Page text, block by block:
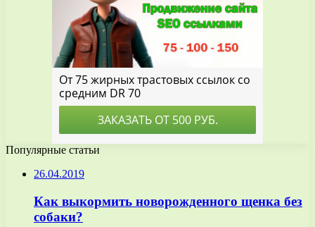
Популярные статьи
26.04.2019
Как выкормить новорожденного щенка без
собаки?